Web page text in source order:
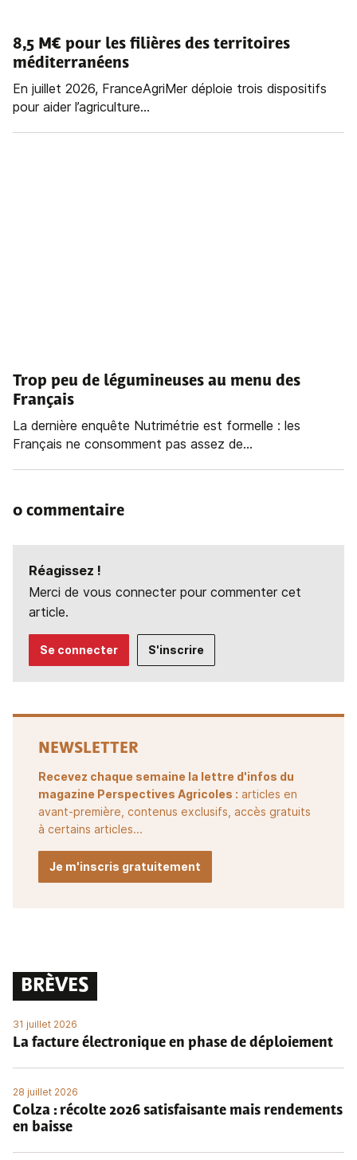
8,5 M€ pour les filières des territoires
méditerranéens
En juillet 2026, FranceAgriMer déploie trois dispositifs
pour aider l’agriculture...
Trop peu de légumineuses au menu des
Français
La dernière enquête Nutrimétrie est formelle : les
Français ne consomment pas assez de...
0 commentaire
Réagissez !
Merci de vous connecter pour commenter cet
article.
Se connecter S'inscrire
NEWSLETTER
Recevez chaque semaine la lettre d'infos du
magazine Perspectives Agricoles : articles en
avant-première, contenus exclusifs, accès gratuits
à certains articles...
Je m'inscris gratuitement
BRÈVES
31 juillet 2026
La facture électronique en phase de déploiement
28 juillet 2026
Colza : récolte 2026 satisfaisante mais rendements
en baisse